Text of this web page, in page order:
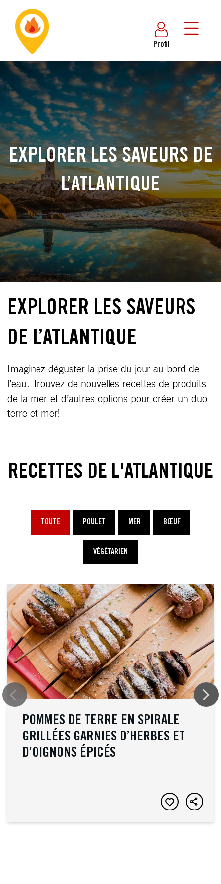
Profil
EXPLORER LES SAVEURS DE
L’ATLANTIQUE
EXPLORER LES SAVEURS
DE L’ATLANTIQUE
Imaginez déguster la prise du jour au bord de
l’eau. Trouvez de nouvelles recettes de produits
de la mer et d’autres options pour créer un duo
terre et mer!
RECETTES DE L'ATLANTIQUE
TOUTE POULET MER BŒUF
VÉGÉTARIEN
POMMES DE TERRE EN SPIRALE
GRILLÉES GARNIES D’HERBES ET
D’OIGNONS ÉPICÉS